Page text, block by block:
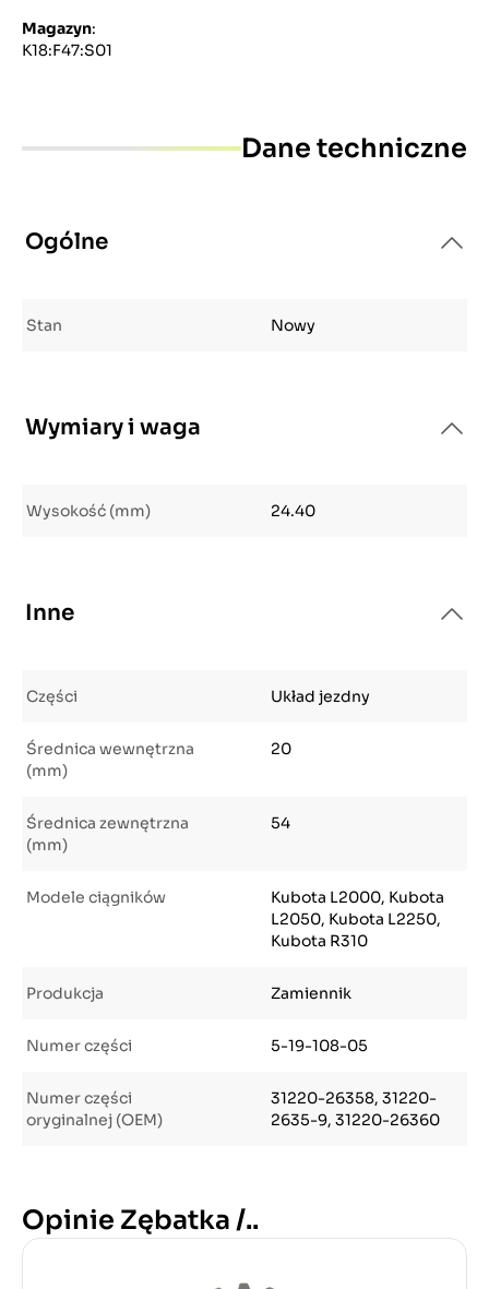
Magazyn:
K18:F47:S01
Dane techniczne
Ogólne
Stan Nowy
Wymiary i waga
Wysokość (mm) 24.40
Inne
Części Układ jezdny
Średnica wewnętrzna
(mm)
20
Średnica zewnętrzna
(mm)
54
Modele ciągników
Kubota L2000, Kubota
L2050, Kubota L2250,
Kubota R310
Produkcja Zamiennik
Numer części 5-19-108-05
Numer części
oryginalnej (OEM)
31220-26358, 31220-
2635-9, 31220-26360
Opinie Zębatka /..